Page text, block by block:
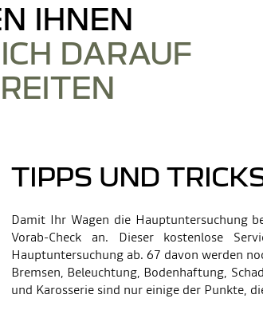
IHNEN
DARAUF
TIPPS UND
Damit Ihr Wagen die Hauptuntersuchung
Vorab-Check an. Dieser kostenlose
Hauptuntersuchung ab. 67 davon werden
Bremsen, Beleuchtung, Bodenhaftung,
und Karosserie sind nur einige der Punkte,